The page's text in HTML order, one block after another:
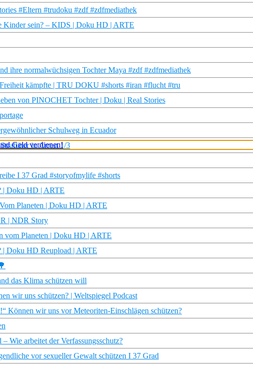
#Eltern #trudoku #zdf #zdfmediathek
Kinder sein? – KIDS | Doku HD | ARTE
ihre normalwüchsigen Tochter Maya #zdf #zdfmediathek
kämpfte | TRU DOKU #shorts #iran #flucht #tru
von PINOCHET Tochter | Doku | Real Stories
Schulweg in Ecuador
in Arrest 1/3
I 37 Grad #storyofmylife #shorts
| Doku HD | ARTE
Planeten | Doku HD | ARTE
| NDR Story
vom Planeten | Doku HD | ARTE
| Doku HD Reupload | ARTE
das Klima schützen will
wir uns schützen? | Weltspiegel Podcast
Können wir uns vor Meteoriten-Einschlägen schützen?
Wie arbeitet der Verfassungsschutz?
vor sexueller Gewalt schützen I 37 Grad